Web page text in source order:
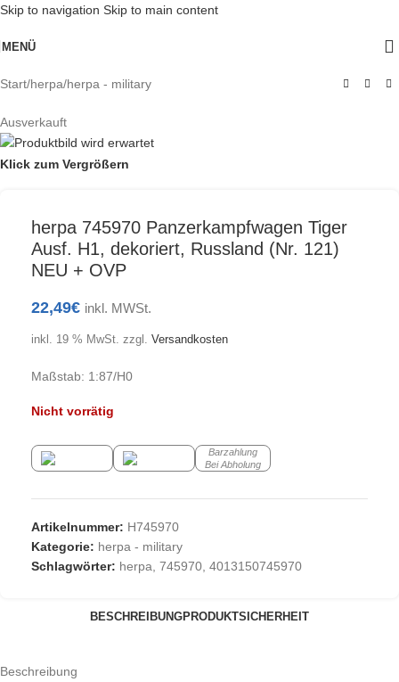
Skip to navigation Skip to main content
MENÜ
Start/herpa/herpa - military
Ausverkauft
Klick zum Vergrößern
herpa 745970 Panzerkampfwagen Tiger
Ausf. H1, dekoriert, Russland (Nr. 121)
NEU + OVP
22,49€ inkl. MWSt.
inkl. 19 % MwSt. zzgl. Versandkosten
Maßstab: 1:87/H0
Nicht vorrätig
Barzahlung
Bei Abholung
Artikelnummer: H745970
Kategorie: herpa - military
Schlagwörter: herpa, 745970, 4013150745970
BESCHREIBUNGPRODUKTSICHERHEIT
Beschreibung